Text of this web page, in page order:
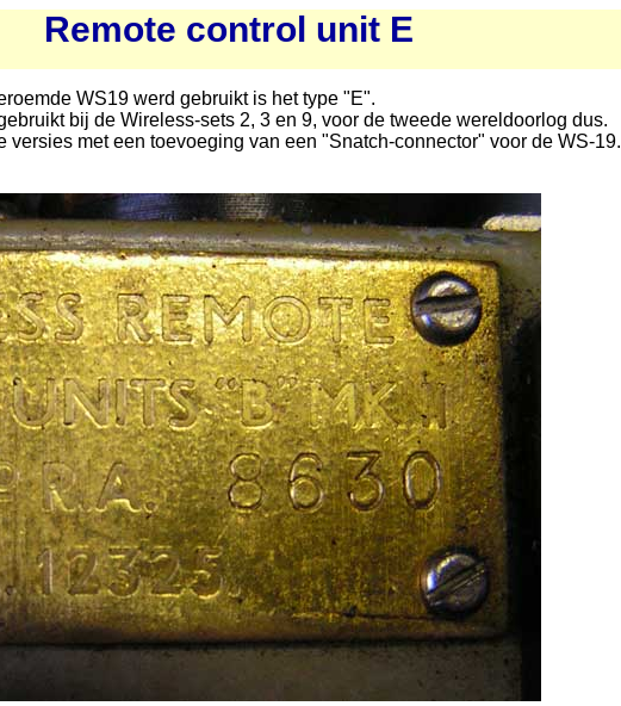
Remote control unit E
WS19 werd gebruikt is het type "E".
bij de Wireless-sets 2, 3 en 9, voor de tweede wereldoorlog dus.
met een toevoeging van een "Snatch-connector" voor de WS-19.